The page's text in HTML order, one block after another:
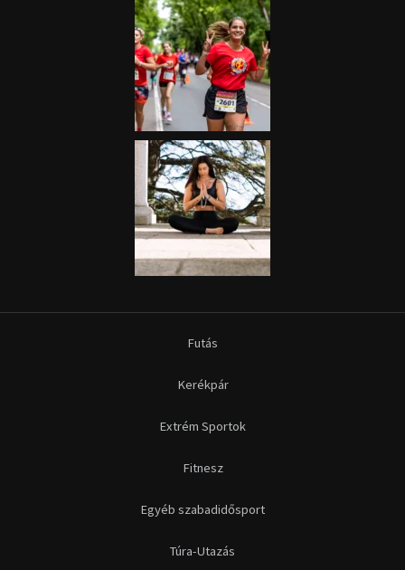
Futás
Kerékpár
Extrém Sportok
Fitnesz
Egyéb szabadidősport
Túra-Utazás